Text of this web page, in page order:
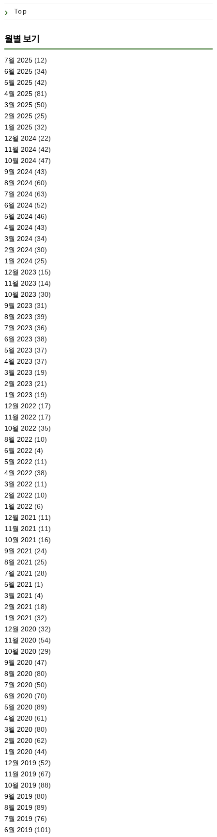
Top
월별 보기
7월 2025(12)
6월 2025(34)
5월 2025(42)
4월 2025(81)
3월 2025(50)
2월 2025(25)
1월 2025(32)
12월 2024(22)
11월 2024(42)
10월 2024(47)
9월 2024(43)
8월 2024(60)
7월 2024(63)
6월 2024(52)
5월 2024(46)
4월 2024(43)
3월 2024(34)
2월 2024(30)
1월 2024(25)
12월 2023 (15)
11월 2023 (14)
10월 2023 (30)
9월 2023 (31)
8월 2023 (39)
7월 2023 (36)
6월 2023 (38)
5월 2023 (37)
4월 2023 (37)
3월 2023 (19)
2월 2023 (21)
1월 2023 (19)
12월 2022 (17)
11월 2022 (17)
10월 2022 (35)
8월 2022 (10)
6월 2022 (4)
5월 2022 (11)
4월 2022 (38)
3월 2022 (11)
2월 2022 (10)
1월 2022 (6)
12월 2021 (11)
11월 2021 (11)
10월 2021 (16)
9월 2021 (24)
8월 2021 (25)
7월 2021 (28)
5월 2021 (1)
3월 2021 (4)
2월 2021 (18)
1월 2021 (32)
12월 2020(32)
11월 2020(54)
10월 2020(29)
9월 2020(47)
8월 2020(80)
7월 2020(50)
6월 2020(70)
5월 2020(89)
4월 2020(61)
3월 2020(80)
2월 2020(62)
1월 2020(44)
12월 2019(52)
11월 2019(67)
10월 2019(88)
9월 2019(80)
8월 2019(89)
7월 2019(76)
6월 2019(101)